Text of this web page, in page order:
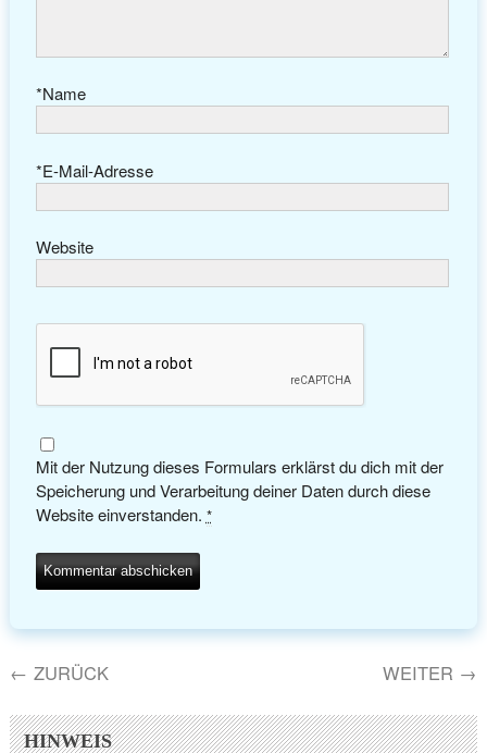
Name
*
E-Mail-Adresse
*
Website
Mit der Nutzung dieses Formulars erklärst du dich mit der
Speicherung und Verarbeitung deiner Daten durch diese
Website einverstanden. *
← ZURÜCK WEITER →
HINWEIS